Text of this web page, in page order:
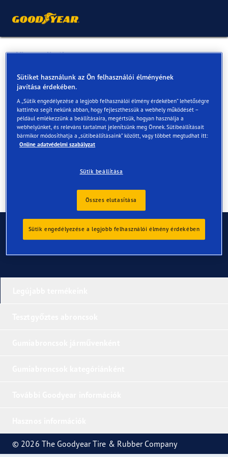
Vissza a listához
Békési-Fót Kft.
Online és az üzletekben elérhető szolgáltatások
Elérhetőségek Szolgáltatások
Kapcsolat
© 2026 The Goodyear Tire & Rubber Company
Sütiket használunk az Ön felhasználói élményének
javítása érdekében.
A „Sütik engedélyezése a legjobb felhasználói élmény érdekében” lehetőségre
kattintva segít nekünk abban, hogy fejleszthessük a webhely működését –
például emlékezzünk a beállításaira, megértsük, hogyan használja a
webhelyünket, és releváns tartalmat jelenítsünk meg Önnek. Sütibeállításait
bármikor módosíthatja a „sütibeállításaink” között, vagy többet megtudhat itt:
Online adatvédelmi szabályzat
Sütik beállítása
Összes elutasítása
Sütik engedélyezése a legjobb felhasználói élmény érdekében